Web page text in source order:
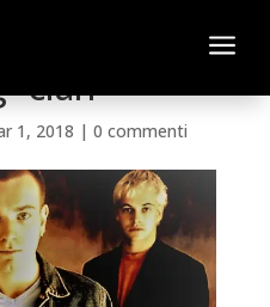
a
clan
1, 2018 | 0 commenti